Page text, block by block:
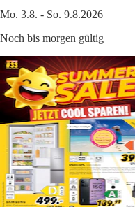
Mo. 3.8. - So. 9.8.2026
Noch bis morgen gültig